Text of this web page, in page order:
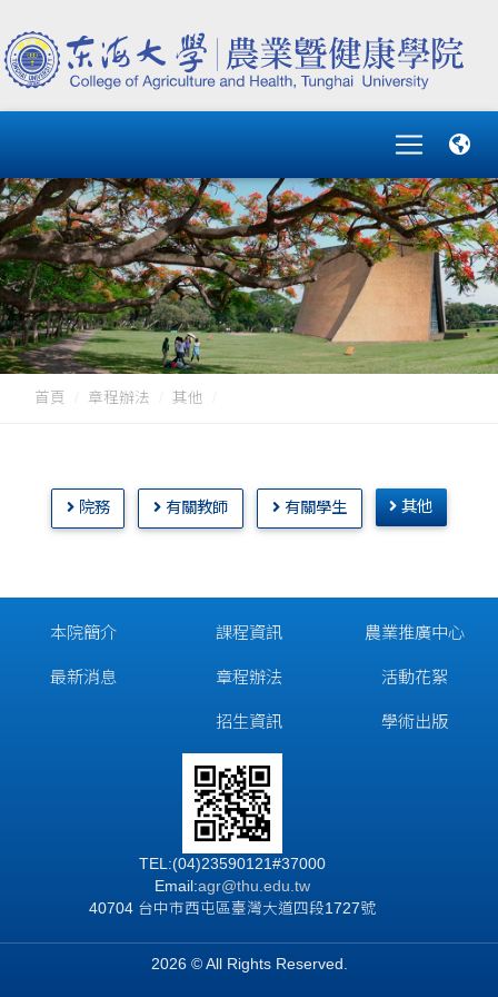
首頁 章程辦法 其他
院務 有關教師 有關學生 其他
本院簡介
最新消息
課程資訊
章程辦法
招生資訊
農業推廣中心
活動花絮
學術出版
TEL:(04)23590121#37000
Email:agr@thu.edu.tw
40704 台中市西屯區臺灣大道四段1727號
2026 © All Rights Reserved.